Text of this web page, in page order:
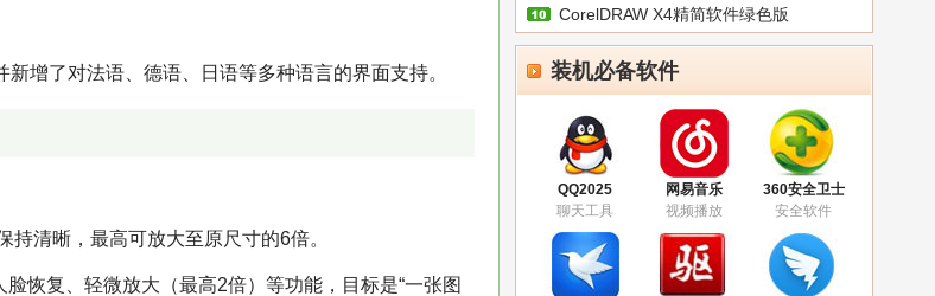
CorelDRAW X4精简软件绿色版
v25.0.0.17
装机必备软件
QQ2025
聊天工具
网易音乐
视频播放
360安全卫士
安全软件
增了对法语、德语、日语等多种语言的界面支持。
清晰，最高可放大至原尺寸的6倍。
恢复、轻微放大（最高2倍）等功能，目标是“一张图